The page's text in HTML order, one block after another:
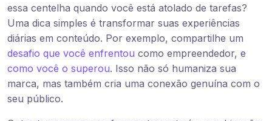
essa centelha quando você está atolado de tarefas?
Uma dica simples é transformar suas experiências
diárias em conteúdo. Por exemplo, compartilhe um
desafio que você enfrentou como empreendedor, e
como você o superou. Isso não só humaniza sua
marca, mas também cria uma conexão genuína com o
seu público.